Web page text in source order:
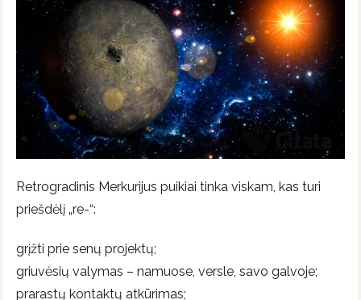
Retrogradinis Merkurijus puikiai tinka viskam, kas turi
priešdėlį „re-“:
grįžti prie senų projektų;
griuvėsių valymas – namuose, versle, savo galvoje;
prarastų kontaktų atkūrimas;